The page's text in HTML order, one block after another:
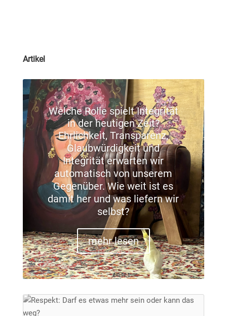
Artikel
Welche Rolle spielt Integrität
in der heutigen Zeit?
Ehrlichkeit, Transparenz,
Glaubwürdigkeit und
Integrität erwarten wir
automatisch von unserem
Gegenüber. Wie weit ist es
damit her und was liefern wir
selbst?
mehr lesen